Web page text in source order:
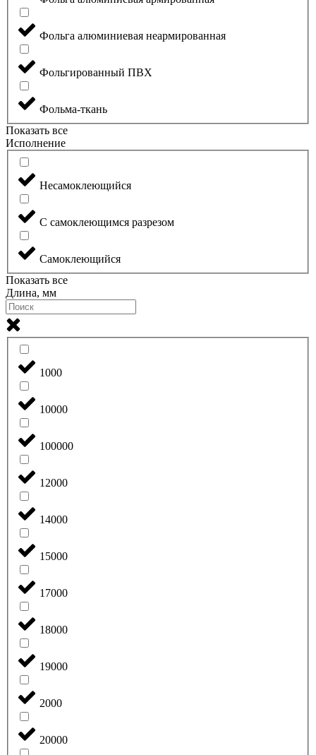
Фольга алюминиевая неармированная
Фольгированный ПВХ
Фольма-ткань
Показать все
Исполнение
Несамоклеющийся
С самоклеющимся разрезом
Самоклеющийся
Показать все
Длина, мм
1000
10000
100000
12000
14000
15000
17000
18000
19000
2000
20000